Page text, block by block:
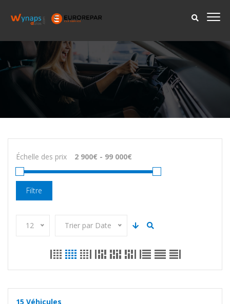
Échelle des prix
Filtre
12 Trier par Date
15 Véhicules